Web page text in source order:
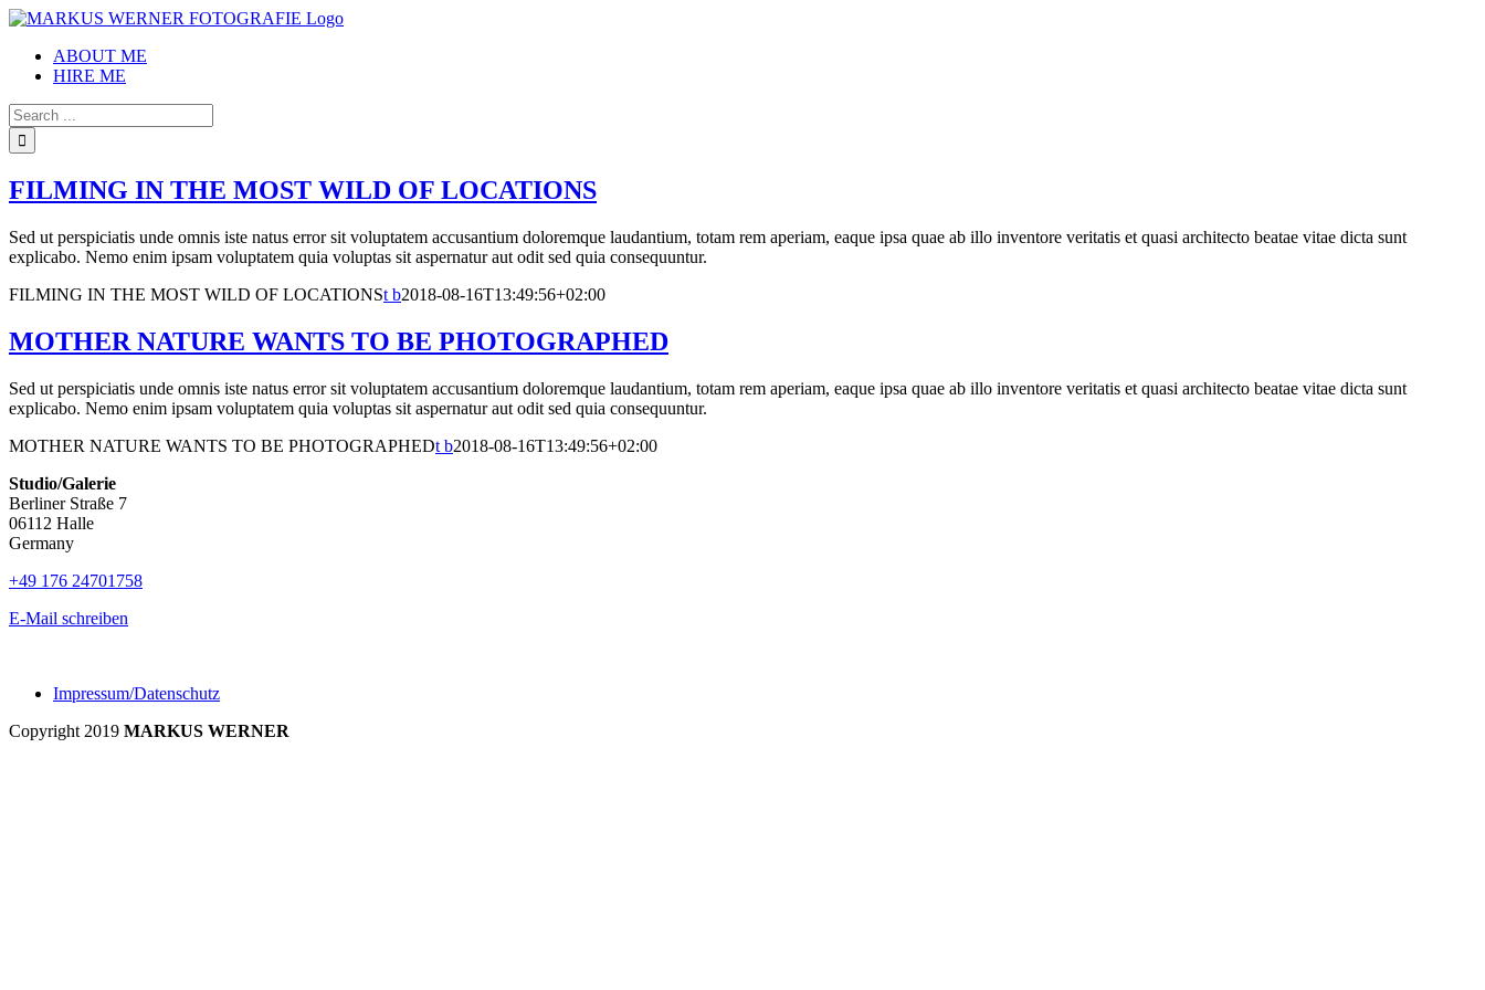
Skip
contentABOUT ME
HIRE ME
Search
for:
FILMING IN THE MOST WILD OF LOCATIONS
Sed ut perspiciatis unde omnis iste natus error sit voluptatem accusantium doloremque laudantium, totam rem aperiam, eaque ipsa quae ab illo inventore veritatis et quasi architecto beatae vitae dicta sunt
explicabo. Nemo enim ipsam voluptatem quia voluptas sit aspernatur aut odit sed quia consequuntur.
FILMING IN THE MOST WILD OF LOCATIONSt b2018-08-16T13:49:56+02:00
MOTHER NATURE WANTS TO BE PHOTOGRAPHED
Sed ut perspiciatis unde omnis iste natus error sit voluptatem accusantium doloremque laudantium, totam rem aperiam, eaque ipsa quae ab illo inventore veritatis et quasi architecto beatae vitae dicta sunt
explicabo. Nemo enim ipsam voluptatem quia voluptas sit aspernatur aut odit sed quia consequuntur.
MOTHER NATURE WANTS TO BE PHOTOGRAPHEDt b2018-08-16T13:49:56+02:00
Studio/Galerie
Berliner Straße 7
06112 Halle
Germany
+49 176 24701758
E-Mail schreiben
Impressum/Datenschutz
Copyright 2019 MARKUS WERNER